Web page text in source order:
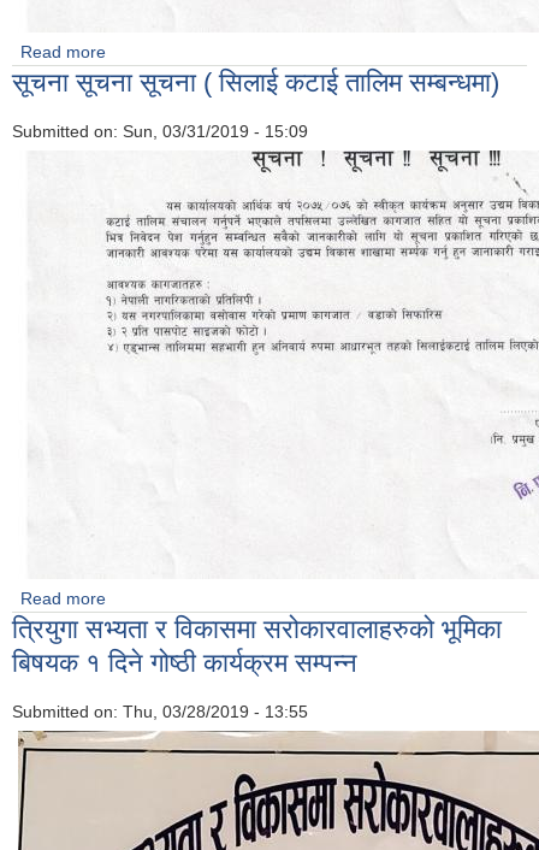
Read more
सूचना सूचना सूचना ( सिलाई कटाई तालिम सम्बन्धमा)
Submitted on: Sun, 03/31/2019 - 15:09
Read more
त्रियुगा सभ्यता र विकासमा सरोकारवालाहरुको भूमिका
बिषयक १ दिने गोष्ठी कार्यक्रम सम्पन्न
Submitted on: Thu, 03/28/2019 - 13:55